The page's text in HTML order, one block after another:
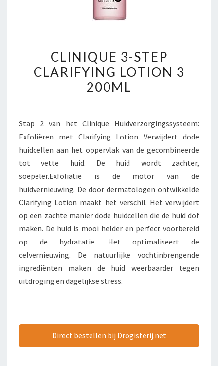
3-
STEP
CLARIFYING
200ML
CLINIQUE 3-STEP
CLARIFYING LOTION 3
200ML
Stap 2 van het Clinique Huidverzorgingssysteem:
Exfoliëren met Clarifying Lotion Verwijdert dode
huidcellen aan het oppervlak van de gecombineerde
tot vette huid. De huid wordt zachter,
soepeler.Exfoliatie is de motor van de
huidvernieuwing. De door dermatologen ontwikkelde
Clarifying Lotion maakt het verschil. Het verwijdert
op een zachte manier dode huidcellen die de huid dof
maken. De huid is mooi helder en perfect voorbereid
op de hydratatie. Het optimaliseert de
celvernieuwing. De natuurlijke vochtinbrengende
ingrediënten maken de huid weerbaarder tegen
uitdroging en dagelijkse stress.
Direct bestellen bij Drogisterij.net